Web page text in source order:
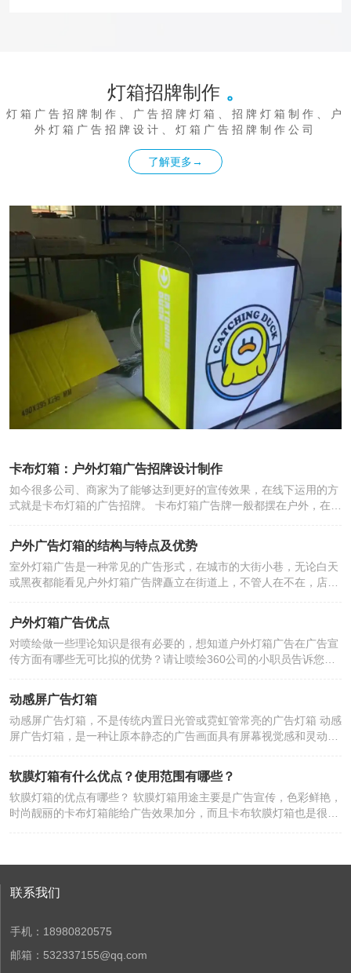
的目光给人留下深刻的印象。 3、招牌上的店名要能体现出小
型超市的定位和特点。既方便记忆，又能给顾客亲切感。 4、
橱窗是展示商品、吸引顾客的好“道具”。 如果条件允许小型店
铺店门两侧可以设计两面玻璃橱窗，将当月、每周的推荐商品
进行精心陈列出来吸引顾客驻足观看和购买。 5、只有吸引人
大量的顾客群体。 6、超市门头设计常用门头材质搭配，超市
门头装饰材料的选择：最常用的就是铝塑板，档次再低点的话
一般都采用吸塑灯箱或是喷绘布。 连锁店超市门头招牌要注意
以下几点 第一点，店名上要多花心思，并不是直接拷贝的招
牌，可以从位置、凹凸、色彩、大小等细节多花心思，就会发
现会与其他连锁店的不同之处。 第二点连锁店门头招牌的文字
内容，要与本店所销售的商品相吻合，要不然则会失去连锁品
能绕口，立意深刻让人看了过目不忘。 第四点如果采用艺术
字，书写上要大众化不能做得过于花哨，不能太过潦草要不然
难以辨识，制作起来也是个比较麻烦的事。 以上就是印侠小编
为大家整理的连锁超市门头招牌设计以及注意事项 。超市的店
招牌，招牌上的店名要体现出门店的特色以及定位。 总而言之
构图、造型、色彩等，给大众带来良好的心理感受，另一方面
费者眼前一亮。
灯箱招牌制作 。
灯箱广告招牌制作、广告招牌灯箱、招牌灯箱制作、户
外灯箱广告招牌设计、灯箱广告招牌制作公司
了解更多→
卡布灯箱：户外灯箱广告招牌设计制作
如今很多公司、商家为了能够达到更好的宣传效果，在线下运用的方
式就是卡布灯箱的广告招牌。 卡布灯箱广告牌一般都摆在户外，在大
灯箱广告招牌，今天小编为大家介绍一下户外卡布灯箱广告招牌设计
制作需要注意的一些具体内容。 户外卡布灯箱广告招牌是现代都市装
饰设计，美丽的户外广告招牌应该是城市的一个窗口。 各式各样卡布
灯箱广告招牌种样式公益广告、商业广告、企业形象广告宣传、求新
和建筑特色，使每个人在信息交流的同时，也深受其影响。 所以卡布
灯箱广告招牌的设计要考虑色彩、比重、线条、造型的科学性，在制
作上要考虑耐温差、耐老化、耐腐蚀、易清洗等因素，材料和工艺要
考虑。 在户外卡布灯箱的设计中，我们还应该注意冲撞、图片加文
琐，关于深圳卡布灯箱设计的一些注意事项就给大家简单介绍一下，
图片加文字、图像引导、文字辅助、文字使用等。
户外广告灯箱的结构与特点及优势
室外灯箱广告是一种常见的广告形式，在城市的大街小巷，无论白天
或黑夜都能看见户外灯箱广告牌矗立在街道上，不管人在不在，店面
外灯箱广告的结构特点和特点，来看一下户外灯箱广告的特点。 室外
广告灯箱内外结构介绍 广告箱除了那种用于室内的炫彩夺目的产品，
同样还有户外广告灯箱。室外用广告灯箱已久已久，如今户外广告灯
箱已成功突显出了在传递信息、扩大影响等方面的优势，深受广大客
架及外罩 普通使用的大型灯箱，主要材质为钢、注塑，而灯箱的边框
和底座的组成则采用钢制或不锈钢结构焊接，这样可以使灯箱本身更
坚固。灯箱内的图案外罩一般都是采用玻璃板、亚克力或灯箱布等，
这种材料的抗压抗氧化能力比较强，保养也比较方便。 2、广告灯箱
以用合成纸、喷绘胶片、自粘背胶胶片、灯箱画布等作为印刷载体制
作。 3、广告灯箱辅助照明设备 而根据图案的图案结构、印刷载体、
印刷墨层厚度、图案幅面等来设计广告灯箱辅助灯光，使广告更具吸
引力。灯箱内的辅光也从以前的一次打光，发展到现在的不断变化，
发展起来，有的安装在商店窗外的门头上，有的位于高层住宅的阳台
箱已到了尽头。但是，广告灯箱并不会被淘汰，相反，它有着更广阔
箱的发展道路，对于广告灯箱市场来说，室内广告无需经过政府部门
有别于其他类型的广告，其特点是： 相容性： 表现形式多种多样，
户外灯箱广告优点
对喷绘做一些理论知识是很有必要的，想知道户外灯箱广告在广告宣
传方面有哪些无可比拟的优势？请让喷绘360公司的小职员告诉您
久”的街头艺术。室外灯箱广告有别于其它类型的广告。特征如下：
1.大图像： 多为室内或小范围平面广告媒介进行传播，幅面较小；而
户外灯箱广告则以门头、告示(宣传)栏、灯箱图样的形式展示广告内
容。较其它平面广告插图大，字体大，十分引人注目。 2.高远视：
式，向人们、远距离的户外人传递信息。具有强烈的远观效果的广告
作品，是现代社会中快节奏、高效率，有意识地来去匆匆的人们远距
离关注。 3.内容广泛： 公营部门的交通、运输、保安、福利、储
蓄、保险、交税、商业等领域；在商品、商业、旅游、服务等方面，
名、实物照片、色彩、商业意图到文化、经济、风俗、信仰、规范无
一“环”，以视觉传达的异质性，达到广告目的。 5.固定性和复杂性 无
是一种丰度永久显示装置，其基本结构比其它广告形式复杂。该广告
作照明的灯光设施，使其单幅复制成本高于其他广告。 室外灯箱广告
动感屏广告灯箱
动感屏广告灯箱，不是传统内置日光管或霓虹管常亮的广告灯箱 动感
屏广告灯箱，是一种让原本静态的广告画面具有屏幕视觉感和灵动传
种文字、图案的动态效果，形成强烈的视觉冲击力 满足观者视觉感
受，提高广告价值，从而推动广告主获取最大经济效益
软膜灯箱有什么优点？使用范围有哪些？
软膜灯箱的优点有哪些？ 软膜灯箱用途主要是广告宣传，色彩鲜艳，
时尚靓丽的卡布灯箱能给广告效果加分，而且卡布软膜灯箱也是很好
节能。运用这种灯箱使得室内装潢更带上了一些艺术性。考虑好怎样
效果。除此之外，软膜灯箱还有各种一般灯箱所没有的优势，比如和
一般灯箱比较，其表面愈加不易染尘，可以阻挠霉菌在其表面的成长
等等。并且因为这种灯箱的材料特性，起到了保温效果，可以必定程
联系我们
手机：18980820575
邮箱：532337155@qq.com